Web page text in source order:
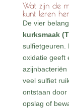
Wat zijn de
kunt leren
De vier
kurksmaak
sulfietgeuren.
oxidatie geeft
veel sulfiet
ontstaan door
opslag of